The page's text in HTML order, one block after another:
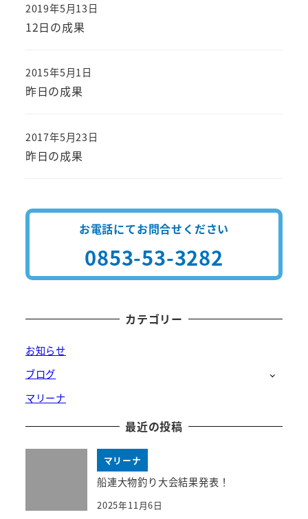
12日の成果
投稿日
2019年5月13日
昨日の成果
投稿日
2015年5月1日
昨日の成果
投稿日
2017年5月23日
お電話にてお問合せください
0853-53-3282
カテゴリー
お知らせ
ブログ
マリーナ
最近の投稿
マリーナ
船連大物釣り大会結果発表！
2025年11月6日